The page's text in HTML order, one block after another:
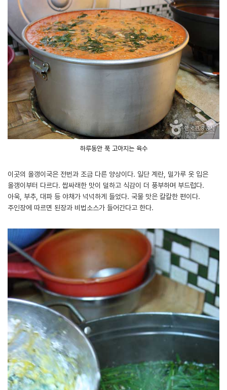
하루동안 푹 고아지는 육수
이곳의 올갱이국은 전번과 조금 다른 양상이다. 일단 계란, 밀가루 옷 입은
올갱이부터 다르다. 쌉싸래한 맛이 덜하고 식감이 더 풍부하며 부드럽다.
아욱, 부추, 대파 등 야채가 넉넉하게 들었다. 국물 맛은 칼칼한 편이다.
주인장에 따르면 된장과 비법소스가 들어간다고 한다.